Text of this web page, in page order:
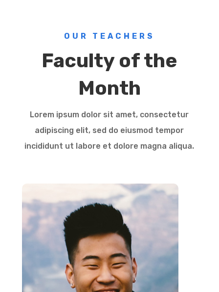
OUR TEACHERS
Faculty of the
Month
Lorem ipsum dolor sit amet, consectetur
adipiscing elit, sed do eiusmod tempor
incididunt ut labore et dolore magna aliqua.